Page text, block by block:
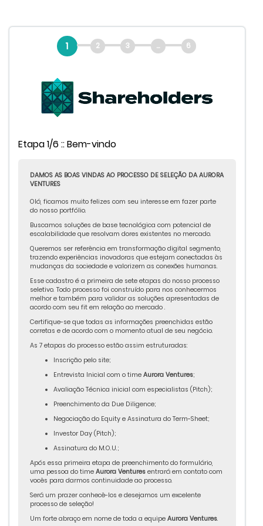
1 2 3 ... 6
Etapa 1/6 :: Bem-vindo
DAMOS AS BOAS VINDAS AO PROCESSO DE SELEÇÃO DA AURORA
VENTURES
Olá, ficamos muito felizes com seu interesse em fazer parte
do nosso portfólio.
Buscamos soluções de base tecnológica com potencial de
escalabilidade que resolvam dores existentes no mercado.
Queremos ser referência em transformação digital segmento,
trazendo experiências inovadoras que estejam conectadas às
mudanças da sociedade e valorizem as conexões humanas.
Esse cadastro é a primeira de sete etapas do nosso processo
seletivo. Todo processo foi construído para nos conhecermos
melhor e também para validar as soluções apresentadas de
acordo com seu fit em relação ao mercado .
Certifique-se que todas as informações preenchidas estão
corretas e de acordo com o momento atual de seu negócio.
As 7 etapas do processo estão assim estruturadas:
Inscrição pelo site;
Entrevista Inicial com o time Aurora Ventures;
Avaliação Técnica inicial com especialistas (Pitch);
Preenchimento da Due Diligence;
Negociação do Equity e Assinatura do Term-Sheet;
Investor Day (Pitch);
Assinatura do M.O.U.;
Após essa primeira etapa de preenchimento do formulário,
uma pessoa do time Aurora Ventures entrará em contato com
vocês para darmos continuidade ao processo.
Será um prazer conhecê-los e desejamos um excelente
processo de seleção!
Um forte abraço em nome de toda a equipe Aurora Ventures.